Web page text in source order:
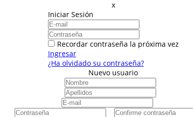
x
Iniciar Sesión
Recordar contraseña la próxima vez
Ingresar
¿Ha olvidado su contraseña?
Nuevo usuario